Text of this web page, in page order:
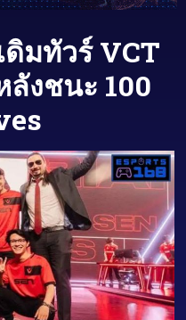
มทัวร์ VCT
งชนะ 100